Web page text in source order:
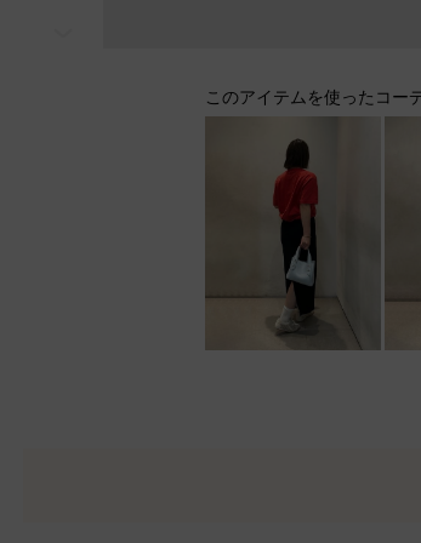
このアイテムを使ったコー